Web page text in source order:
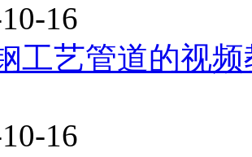
16
工艺管道的视频
16